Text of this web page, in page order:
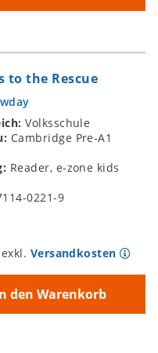
to the Rescue
Volksschule
Cambridge Pre-A1
Reader, e-zone kids
0221-9
Versandkosten
den Warenkorb